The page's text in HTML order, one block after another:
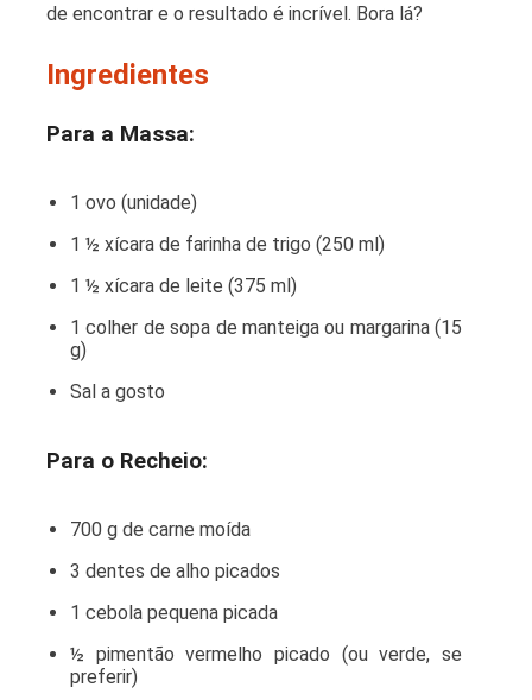
de encontrar e o resultado é incrível. Bora lá?
Ingredientes
Para a Massa:
1 ovo (unidade)
1 ½ xícara de farinha de trigo (250 ml)
1 ½ xícara de leite (375 ml)
1 colher de sopa de manteiga ou margarina (15
g)
Sal a gosto
Para o Recheio:
700 g de carne moída
3 dentes de alho picados
1 cebola pequena picada
½ pimentão vermelho picado (ou verde, se
preferir)